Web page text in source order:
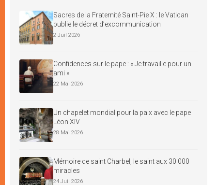
Sacres de la Fraternité Saint-Pie X : le Vatican
publie le décret d’excommunication
2 Juil 2026
Confidences sur le pape : « Je travaille pour un
ami »
22 Mai 2026
Un chapelet mondial pour la paix avec le pape
Léon XIV
28 Mai 2026
Mémoire de saint Charbel, le saint aux 30 000
miracles
24 Juil 2026